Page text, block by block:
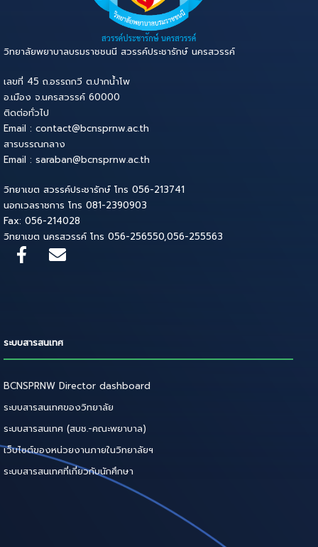
วิทยาลัยพยาบาลบรมราชชนนี สวรรค์ประชารักษ์ นครสวรรค์
เลขที่ 45 ถ.อรรถกวี ต.ปากน้ำโพ
อ.เมือง จ.นครสวรรค์ 60000
ติดต่อทั่วไป
Email : contact@bcnsprnw.ac.th
สารบรรณกลาง
Email : saraban@bcnsprnw.ac.th
วิทยาเขต สวรรค์ประชารักษ์ โทร 056-213741
นอกเวลราชการ โทร 081-2390903
Fax: 056-214028
วิทยาเขต นครสวรรค์ โทร 056-256550,056-255563
ระบบสารสนเทศ
BCNSPRNW Director dashboard
ระบบสารสนเทศของวิทยาลัย
ระบบสารสนเทศ (สบช.-คณะพยาบาล)
เว็บไซต์ของหน่วยงานภายในวิทยาลัยฯ
ระบบสารสนเทศที่เกี่ยวกับนักศึกษา